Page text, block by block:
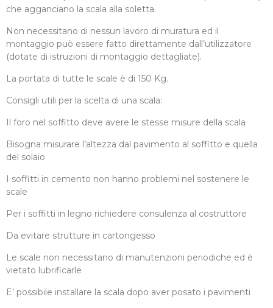
che agganciano la scala alla soletta.
Non necessitano di nessun lavoro di muratura ed il
montaggio può essere fatto direttamente dall’utilizzatore
(dotate di istruzioni di montaggio dettagliate).
La portata di tutte le scale è di 150 Kg.
Consigli utili per la scelta di una scala:
Il foro nel soffitto deve avere le stesse misure della scala
Bisogna misurare l’altezza dal pavimento al soffitto e quella
del solaio
I soffitti in cemento non hanno problemi nel sostenere le
scale
Per i soffitti in legno richiedere consulenza al costruttore
Da evitare strutture in cartongesso
Le scale non necessitano di manutenzioni periodiche ed è
vietato lubrificarle
E’ possibile installare la scala dopo aver posato i pavimenti